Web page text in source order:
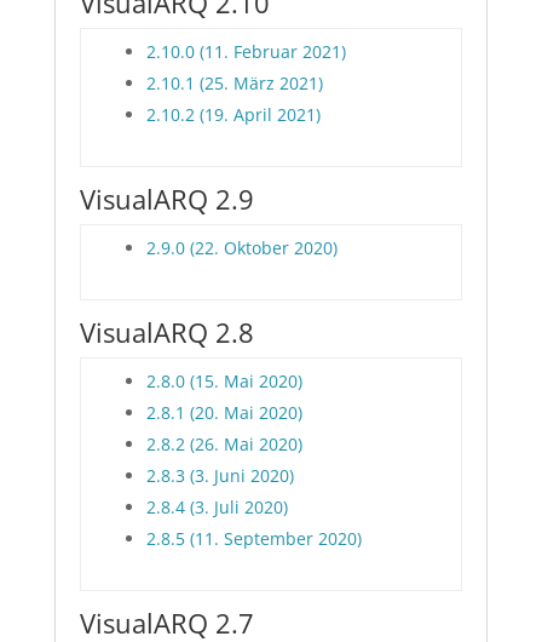
2.10.0 (11. Februar 2021)
2.10.1 (25. März 2021)
2.10.2 (19. April 2021)
VisualARQ 2.9
2.9.0 (22. Oktober 2020)
VisualARQ 2.8
2.8.0 (15. Mai 2020)
2.8.1 (20. Mai 2020)
2.8.2 (26. Mai 2020)
2.8.3 (3. Juni 2020)
2.8.4 (3. Juli 2020)
2.8.5 (11. September 2020)
VisualARQ 2.7